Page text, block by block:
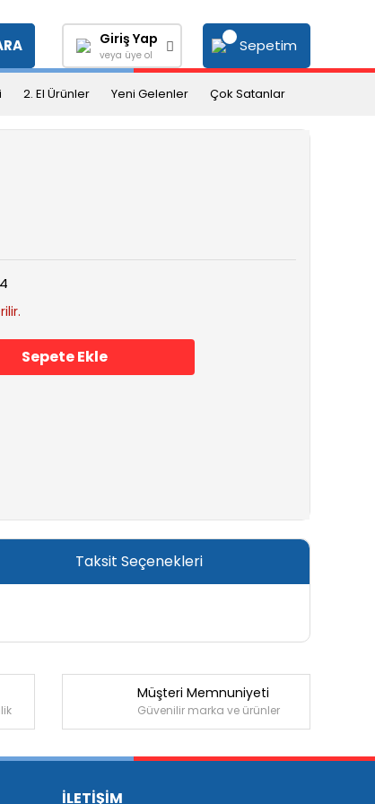
Giriş Yap
veya üye ol
Sepetim
2. El Ürünler Yeni Gelenler Çok Satanlar
Sepete Ekle
Taksit Seçenekleri
Müşteri Memnuniyeti
Güvenilir marka ve ürünler
İLETİŞİM